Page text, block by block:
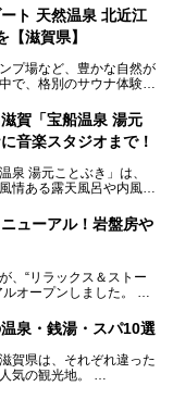
山延暦寺、天守が国宝に
跡の安土城跡など、多数
れる施設もありますよ。
ト 天然温泉 北近江
滋賀県】
プ場など、豊かな自然が
で、格別のサウナ体験を
北近江の湯」で朝から
サウナ設備やサウナド
北近江の湯のPR記事で
賀「宝船温泉 湯元
音楽スタジオまで！
泉 湯元ことぶき」は、
情ある露天風呂や内風
感じながらサウナと温泉
、若女将はなんと「元ア
スタジオまで備えたユニ
ューアル！岩盤房や
、“リラックス＆ストー
オープンしました。
設されました。さらに地
ニューもパワーアップ。
の魅力を余すところなく
泉・銭湯・スパ10選
賀県は、それぞれ違った
気の観光地。